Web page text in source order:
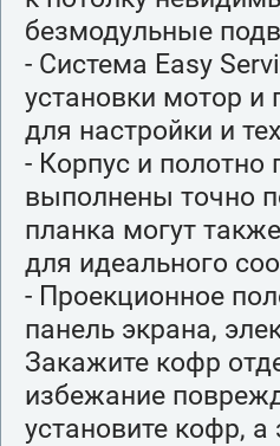
безмодульные
- Система Easy
установки мотор и
для настройки и
- Корпус и полотно
выполнены точно
планка могут
для идеального
- Проекционное
панель экрана,
Закажите кофр
избежание
установите кофр,